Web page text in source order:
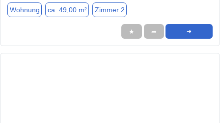
Wohnung ca. 49,00 m² Zimmer 2
★ ➦ ➜